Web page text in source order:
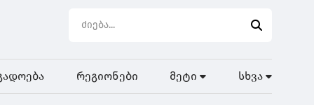
რეგიონები მეტი სხვა